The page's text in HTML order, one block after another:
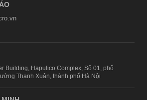
Building, Hapulico Complex, Số 01, phố
Thanh Xuân, thành phố Hà Nội